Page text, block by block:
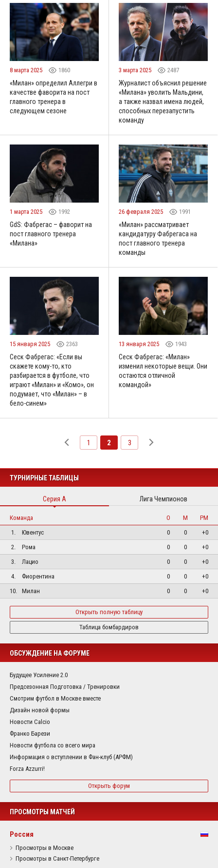
8 марта 2025 1860
«Милан» определил Аллегри в
качестве фаворита на пост
главного тренера в
следующем сезоне
3 марта 2025 2487
Журналист объяснил решение
«Милана» уволить Мальдини,
а также назвал имена людей,
способных перезапустить
команду
1 марта 2025 1992
GdS: Фабрегас – фаворит на
пост главного тренера
«Милана»
26 февраля 2025 1991
«Милан» рассматривает
кандидатуру Фабрегаса на
пост главного тренера
команды
15 января 2025 2363
Сеск Фабрегас: «Если вы
скажете кому-то, кто
разбирается в футболе, что
играют «Милан» и «Комо», он
подумает, что «Милан» – в
бело-синем»
13 января 2025 1943
Сеск Фабрегас: «Милан»
изменил некоторые вещи. Они
остаются отличной
командой»
1 2 3
ТУРНИРНЫЕ ТАБЛИЦЫ
Серия А Лига Чемпионов
Команда О М
РМ
1.
Ювентус 0 0
+0
2.
Рома 0 0
+0
3.
Лацио 0 0
+0
4.
Фиорентина 0 0
+0
10.
Милан 0 0 +0
Открыть полную таблицу
Таблица бомбардиров
ОБСУЖДЕНИЕ НА ФОРУМЕ
Будущее Усиление 2.0
Предсезонная Подготовка / Тренировки
Смотрим футбол в Москве вместе
Дизайн новой формы
Новости Calcio
Франко Барези
Новости футбола со всего мира
Информация о вступлении в Фан-клуб (АРФМ)
Forza Azzurri!
Открыть форум
ПРОСМОТРЫ МАТЧЕЙ
Россия
Просмотры в Москве
Просмотры в Санкт-Петербурге